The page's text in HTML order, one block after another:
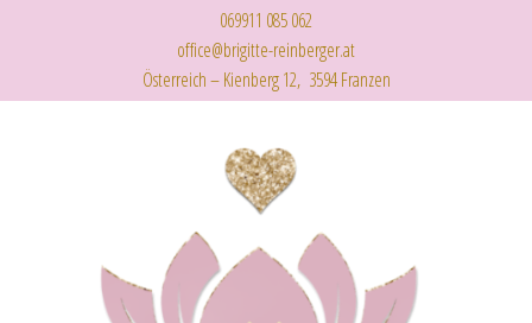
069911 085 062
office@brigitte-reinberger.at
Österreich – Kienberg 12, 3594 Franzen